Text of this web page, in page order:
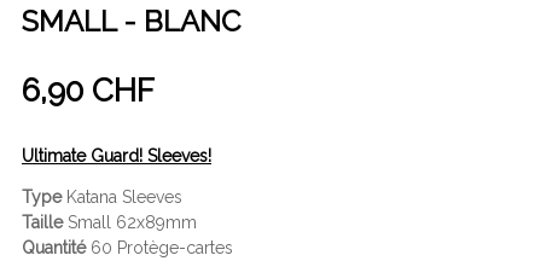
SMALL - BLANC
6,90 CHF
Ultimate Guard! Sleeves!
TypeKatana Sleeves
TailleSmall 62x89mm
Quantité60 Protège-cartes